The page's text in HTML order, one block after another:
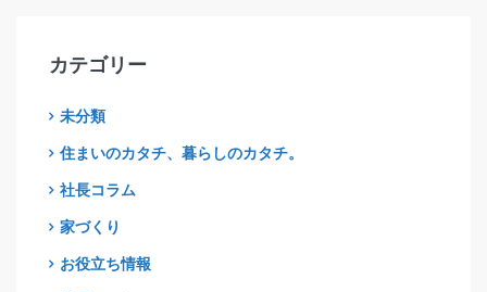
カテゴリー
未分類
住まいのカタチ、暮らしのカタチ。
社長コラム
家づくり
お役立ち情報